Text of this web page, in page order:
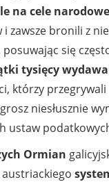
na cele
zawsze bronili z
się
tysięcy
którzy
niesłusznie
ustaw
Ormian